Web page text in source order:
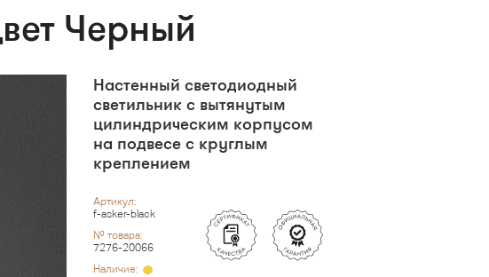
Черный
Настенный светодиодный
светильник с вытянутым
цилиндрическим корпусом
на подвесе с круглым
креплением
Артикул:
f-asker-black
№ товара:
7276-20066
Наличие: